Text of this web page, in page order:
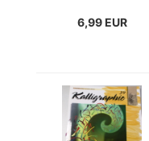
6,99 EUR